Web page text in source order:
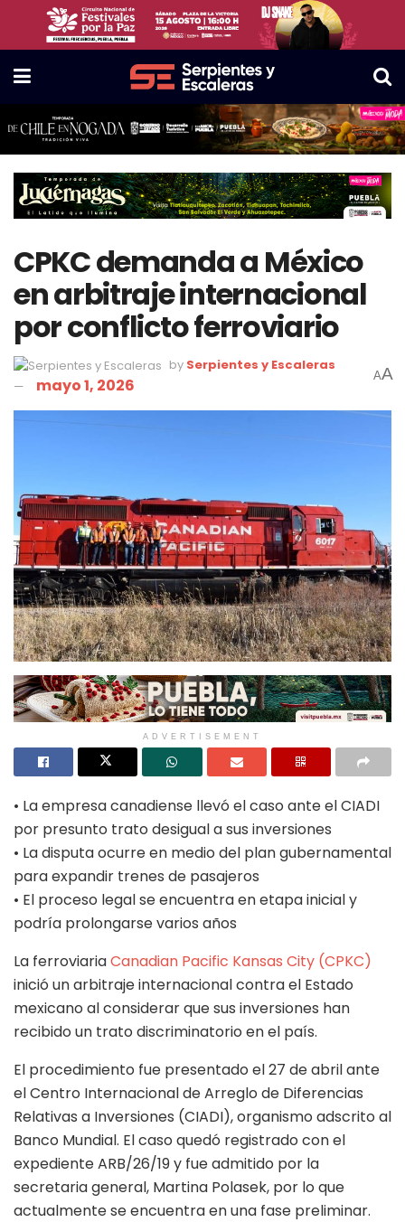
CPKC demanda a México
en arbitraje internacional
por conflicto ferroviario
by Serpientes y Escaleras
mayo 1, 2026 AA
ADVERTISEMENT
• La empresa canadiense llevó el caso ante el CIADI
por presunto trato desigual a sus inversiones
• La disputa ocurre en medio del plan gubernamental
para expandir trenes de pasajeros
• El proceso legal se encuentra en etapa inicial y
podría prolongarse varios años
La ferroviariaCanadian Pacific Kansas City (CPKC)
inició un arbitraje internacional contra el Estado
mexicano al considerar que sus inversiones han
recibido un trato discriminatorio en el país.
El procedimiento fue presentado el 27 de abril ante
el Centro Internacional de Arreglo de Diferencias
Relativas a Inversiones (CIADI), organismo adscrito al
Banco Mundial. El caso quedó registrado con el
expediente ARB/26/19 y fue admitido por la
secretaria general, Martina Polasek, por lo que
actualmente se encuentra en una fase preliminar.